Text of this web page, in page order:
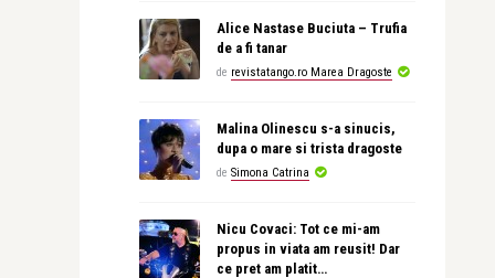
Alice Nastase Buciuta – Trufia
de a fi tanar
de revistatango.ro Marea Dragoste
Malina Olinescu s-a sinucis,
dupa o mare si trista dragoste
de Simona Catrina
Nicu Covaci: Tot ce mi-am
propus in viata am reusit! Dar
ce pret am platit…